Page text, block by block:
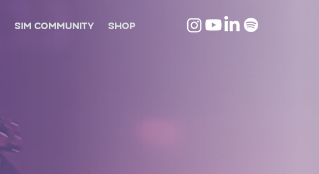
SIM COMMUNITY SHOP